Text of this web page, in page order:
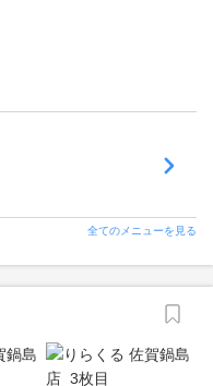
全てのメニューを見る